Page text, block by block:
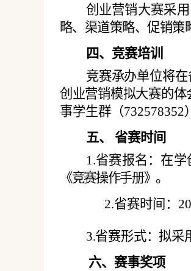
创业营销大赛采
略、渠道策略、促销策
四、竞赛培训
竞赛承办单位将
创业营销模拟大赛的体
事学生群（732578352
五、
省赛时间
1.省赛报名：在
《竞赛操作手册》。
2.省赛时间：
3.省赛形式：拟采
六、赛事奖项